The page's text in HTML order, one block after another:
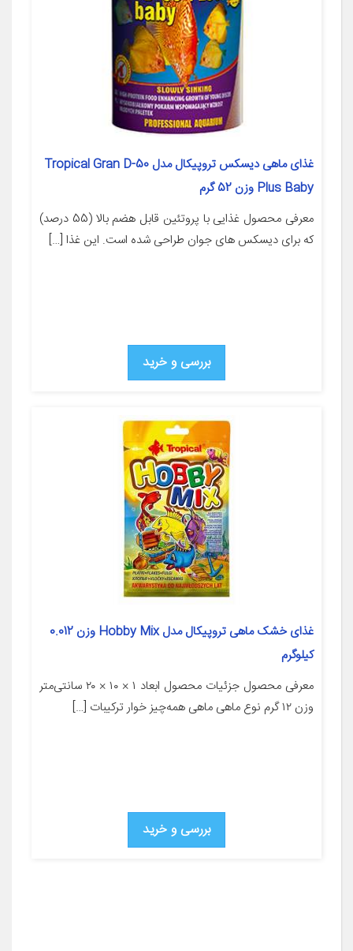
غذای ماهی دیسکس تروپیکال مدل Tropical Gran D-50
Plus Baby وزن 52 گرم
معرفی محصول غذایی با پروتئین قابل هضم بالا (55 درصد)
که برای دیسکس های جوان طراحی شده است. این غذا […]
بررسی و خرید
غذای خشک ماهی تروپیکال مدل Hobby Mix وزن 0.012
کیلوگرم
معرفی محصول جزئیات محصول ابعاد ۱ × ۱۰ × ۲۰ سانتی‌متر
وزن ۱۲ گرم نوع ماهی ماهی همه‌چیز خوار ترکیبات […]
بررسی و خرید